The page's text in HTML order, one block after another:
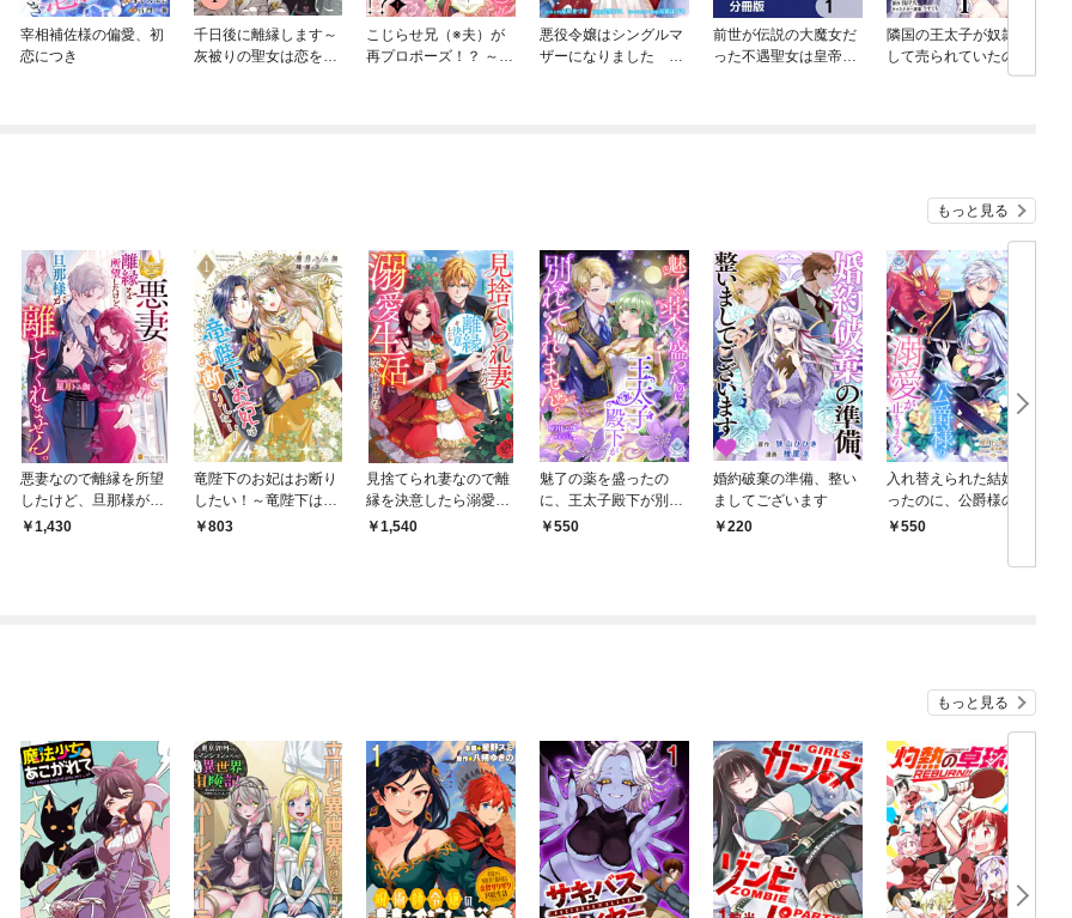
宰相補佐様の偏愛、初
恋につき
千日後に離縁します～
灰被りの聖女は恋をま
こじらせ兄（※夫）が
再プロポーズ！？ ～あ
悪役令嬢はシングルマ
ザーになりました 双
前世が伝説の大魔女だ
った不遇聖女は皇帝陛
隣国の王太子が奴隷と
して売られていたので
買ってみました【単
もっと見る
悪妻なので離縁を所望
したけど、旦那様が離
してくれません。
1,430
竜陛下のお妃はお断り
したい！～竜陛下は10
番目の側妃を溺愛中～
803
見捨てられ妻なので離
縁を決意したら溺愛生
活に突入しました！
1,540
魅了の薬を盛ったの
に、王太子殿下が別れ
てくれません。
550
婚約破棄の準備、整い
ましてございます
220
入れ替えられた結婚だ
ったのに、公爵様の溺
愛が止まりません！
550
もっと見る